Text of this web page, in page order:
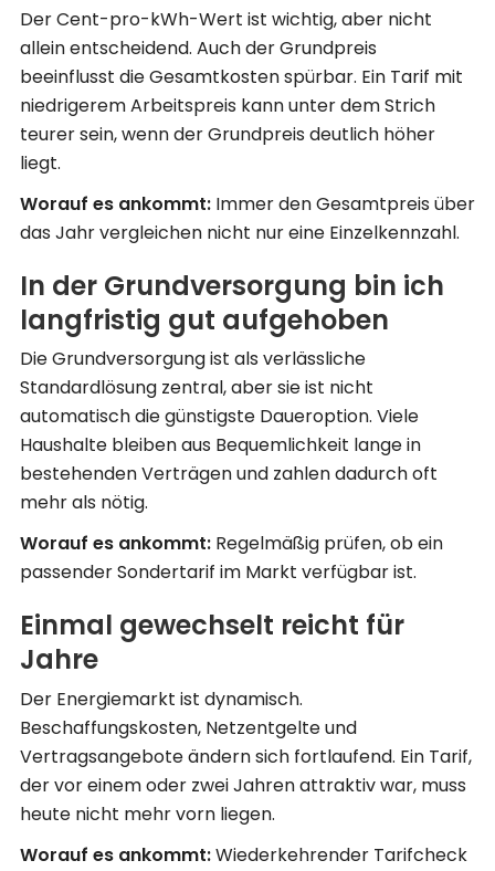
Der Cent-pro-kWh-Wert ist wichtig, aber nicht
allein entscheidend. Auch der Grundpreis
beeinflusst die Gesamtkosten spürbar. Ein Tarif mit
niedrigerem Arbeitspreis kann unter dem Strich
teurer sein, wenn der Grundpreis deutlich höher
liegt.
Worauf es ankommt: Immer den Gesamtpreis über
das Jahr vergleichen nicht nur eine Einzelkennzahl.
In der Grundversorgung bin ich
langfristig gut aufgehoben
Die Grundversorgung ist als verlässliche
Standardlösung zentral, aber sie ist nicht
automatisch die günstigste Daueroption. Viele
Haushalte bleiben aus Bequemlichkeit lange in
bestehenden Verträgen und zahlen dadurch oft
mehr als nötig.
Worauf es ankommt: Regelmäßig prüfen, ob ein
passender Sondertarif im Markt verfügbar ist.
Einmal gewechselt reicht für
Jahre
Der Energiemarkt ist dynamisch.
Beschaffungskosten, Netzentgelte und
Vertragsangebote ändern sich fortlaufend. Ein Tarif,
der vor einem oder zwei Jahren attraktiv war, muss
heute nicht mehr vorn liegen.
Worauf es ankommt:Wiederkehrender Tarifcheck